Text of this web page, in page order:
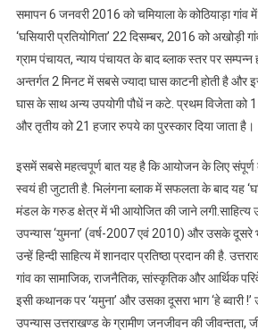
समापन 6 जनवरी 2016 को चमियाला के कोठियाड़ा गांव
‘घसियारी प्रतियोगिता’ 22 दिसम्बर, 2016 को अखोड़ी
ग्राम पंचायत, न्याय पंचायत के बाद ब्लाक स्तर पर सम्पन्न
अन्तर्गत 2 मिनट में सबसे ज्यादा घास काटनी होती है और
घास के साथ अन्य उपयोगी पौधें न कटे. प्रथम विजेता को 1
और तृतीय को 21 हजार रुपये का पुरस्कार दिया जाता है।
इसमें सबसे महत्वपूर्ण बात यह है कि आयोजन के लिए संपूर्ण
स्वयं ही जुटाती है. भिलंगना ब्लाक में सफलता के बाद यह
मंडल के गरुड क्षेत्र में भी आयोजित की जाने
उपन्यास ‘युमना’ (वर्ष-2007 एवं 2010) और उसके दूसरे
उन्हें हिन्दी साहित्य में शानदार प्रतिष्ठा प्रदान की है.
गांव का सामाजिक, राजनैतिक, सांस्कृतिक और आर्थिक
इसी कथानक पर ‘यमुना’ और उसका दूसरा भाग ‘हे ब्वारी
उपन्यास उत्तराखण्ड के ग्रामीण जनजीवन की जीवन्तता,